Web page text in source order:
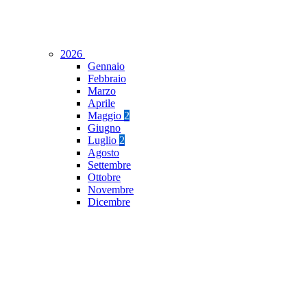
2026
Gennaio
Febbraio
Marzo
Aprile
Maggio 2
Giugno
Luglio 2
Agosto
Settembre
Ottobre
Novembre
Dicembre